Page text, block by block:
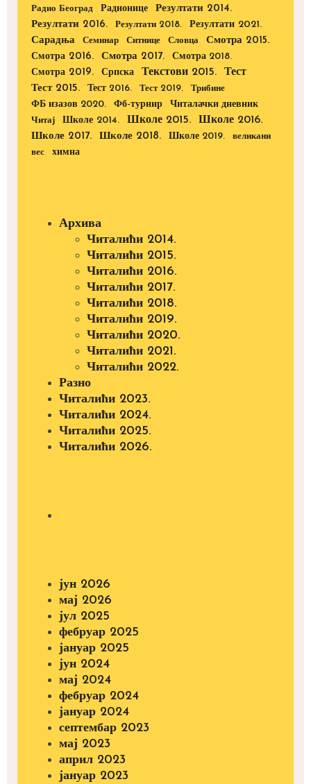
Радио Београд Радионице
Резултати 2014.
Резултати 2016.
Резултати 2018.
Резултати 2021.
Сарадња
Семинар Ситнице Словца
Смотра 2015.
Смотра 2016.
Смотра 2017. Смотра 2018.
Смотра 2019. Српска Текстови 2015. Тест
Тест 2015. Тест 2016. Тест 2019.
Трибине
ФБ изазов 2020.
Фб-турнир
Читалачки дневник
Читај
Школе 2014. Школе 2015. Школе 2016.
Школе 2017. Школе 2018. Школе 2019.
великани
вес
химна
Архива
Читалићи 2014.
Читалићи 2015.
Читалићи 2016.
Читалићи 2017.
Читалићи 2018.
Читалићи 2019.
Читалићи 2020.
Читалићи 2021.
Читалићи 2022.
Разно
Читалићи 2023.
Читалићи 2024.
Читалићи 2025.
Читалићи 2026.
јун 2026
мај 2026
јул 2025
фебруар 2025
јануар 2025
јун 2024
мај 2024
фебруар 2024
јануар 2024
септембар 2023
мај 2023
април 2023
јануар 2023